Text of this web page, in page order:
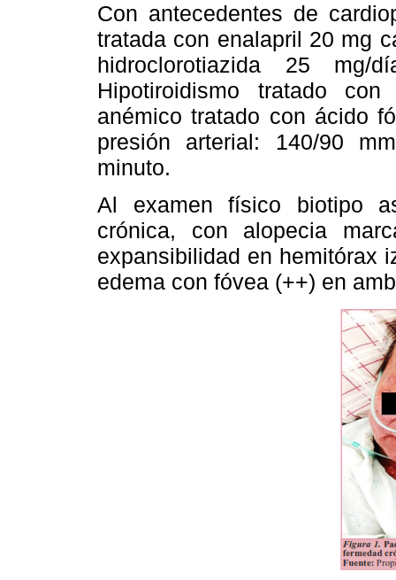
Con antecedentes de
tratada con enalapril 20 mg
hidroclorotiazida 25 mg/
Hipotiroidismo tratado
anémico tratado con ácido
presión arterial: 140/90
minuto.
Al examen físico biotipo
crónica, con alopecia
expansibilidad en hemitórax
edema con fóvea (++) en